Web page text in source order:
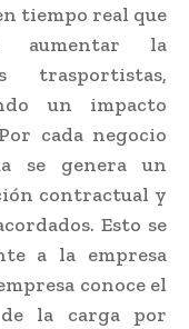
tiempo real que
aumentar la
trasportistas,
un impacto
cada negocio
se genera un
contractual y
Esto se
a la empresa
conoce el
la carga por